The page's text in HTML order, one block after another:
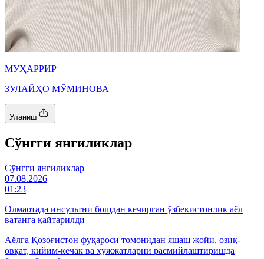
МУҲАРРИР
ЗУЛАЙҲО МЎМИНОВА
Уланиш
Cўнгги янгиликлар
Cўнгги янгиликлар
07.08.2026
01:23
Олмаотада инсультни бошдан кечирган ўзбекистонлик аёл
ватанга қайтарилди
Аёлга Қозоғистон фуқароси томонидан яшаш жойи, озиқ-
овқат, кийим-кечак ва ҳужжатларни расмийлаштиришда